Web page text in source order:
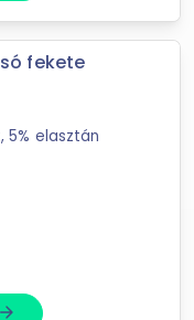
fekete
5% elasztán
arrow_forward